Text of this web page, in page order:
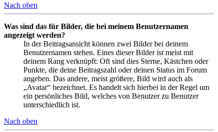
Nach oben
Was sind das für Bilder, die bei meinem Benutzernamen
angezeigt werden?
In der Beitragsansicht können zwei Bilder bei deinem
Benutzernamen stehen. Eines dieser Bilder ist meist mit
deinem Rang verknüpft: Oft sind dies Sterne, Kästchen oder
Punkte, die deine Beitragszahl oder deinen Status im Forum
angeben. Das andere, meist größere, Bild wird auch als
„Avatar“ bezeichnet. Es handelt sich hierbei in der Regel um
ein persönliches Bild, welches von Benutzer zu Benutzer
unterschiedlich ist.
Nach oben